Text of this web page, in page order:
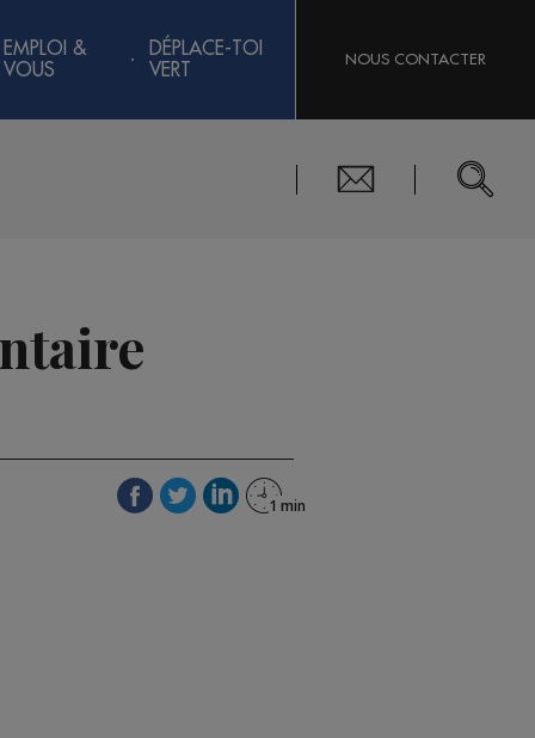
EMPLOI &
VOUS
DÉPLACE-TOI
VERT
NOUS CONTACTER